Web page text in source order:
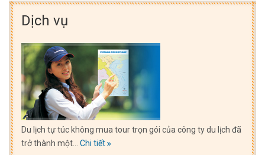
Dịch vụ
Du lịch tự túc không mua tour trọn gói của công ty du lịch đã
trở thành một... Chi tiết